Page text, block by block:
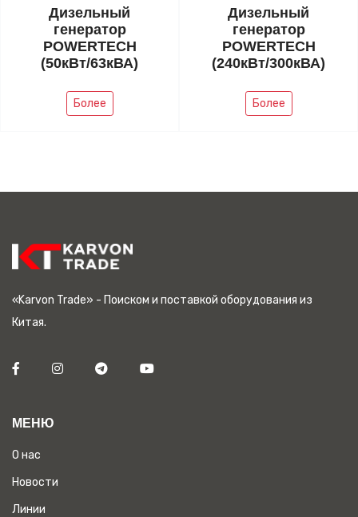
Дизельный
генератор
POWERTECH
(50кВт/63кВА)
Более
Дизельный
генератор
POWERTECH
(240кВт/300кВА)
Более
«Karvon Trade» - Поиском и поставкой оборудования из
Китая.
МЕНЮ
О нас
Новости
Линии